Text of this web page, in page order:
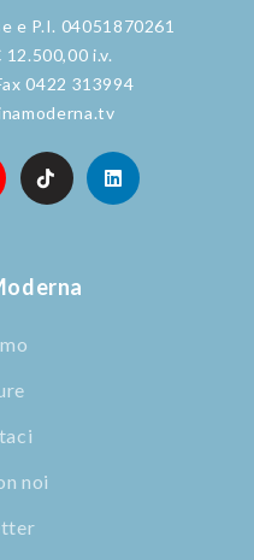
e P.I. 04051870261
i.v.
0422 313994
noi